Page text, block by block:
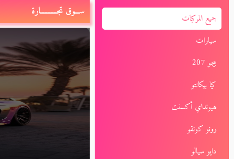
ســـوق تجـــــــــــارة
جميع المركبات
سيارات
بيجو 207
كيا بيكانتو
هيونداي أكسنت
رونو كونقو
دايو سيالو